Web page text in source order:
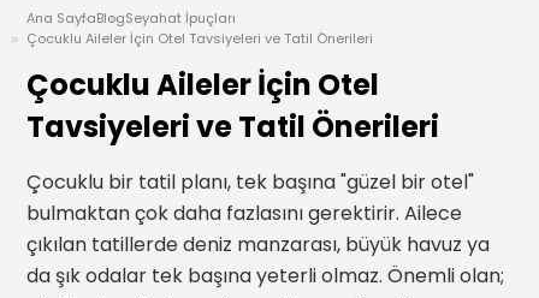
Ana SayfaBlogSeyahat İpuçları
Çocuklu Aileler İçin Otel Tavsiyeleri ve Tatil Önerileri
Çocuklu Aileler İçin Otel
Tavsiyeleri ve Tatil Önerileri
Çocuklu bir tatil planı, tek başına "güzel bir otel"
bulmaktan çok daha fazlasını gerektirir. Ailece
çıkılan tatillerde deniz manzarası, büyük havuz ya
da şık odalar tek başına yeterli olmaz. Önemli olan;